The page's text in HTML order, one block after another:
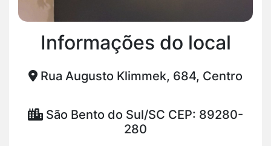
Informações do local
Rua Augusto Klimmek, 684, Centro
São Bento do Sul/SC CEP: 89280-
280